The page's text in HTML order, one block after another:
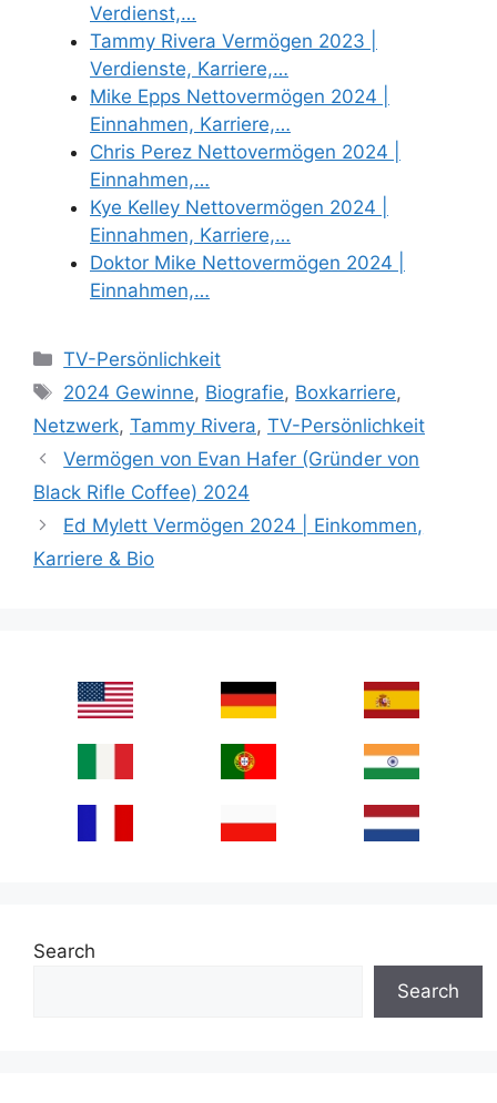
Verdienst,…
Tammy Rivera Vermögen 2023 |
Verdienste, Karriere,…
Mike Epps Nettovermögen 2024 |
Einnahmen, Karriere,…
Chris Perez Nettovermögen 2024 |
Einnahmen,…
Kye Kelley Nettovermögen 2024 |
Einnahmen, Karriere,…
Doktor Mike Nettovermögen 2024 |
Einnahmen,…
Categories
TV-Persönlichkeit
Tags
2024 Gewinne, Biografie, Boxkarriere,
Netzwerk, Tammy Rivera, TV-Persönlichkeit
Vermögen von Evan Hafer (Gründer von
Black Rifle Coffee) 2024
Ed Mylett Vermögen 2024 | Einkommen,
Karriere & Bio
Search
Search